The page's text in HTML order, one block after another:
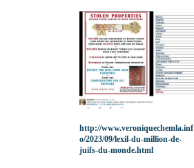
http://www.veroniquechemla.inf
o/2023/09/lexil-du-million-de-
juifs-du-monde.html